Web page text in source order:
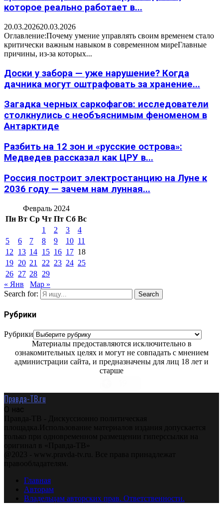
которое реально работает в...
20.03.202620.03.2026
Оглавление:Почему умение управлять своим временем стало
критически важным навыком в современном миреГлавные
причины, из-за которых...
Доски у забора — уже нарушение? Когда
дачника могут оштрафовать за хранение...
Загадка черных саркофагов: исследователи
столкнулись с необъяснимым феноменом в
Антарктиде
Разбить на 12 зон и «русские острова»:
Медведев рассказал как ЦРУ в...
Россия построит электростанцию на Луне к
2036 году — зачем нам лунная...
Февраль 2024
Пн Вт Ср Чт Пт Сб Вс
1
2 3
4
5
6 7 8 9 10 11
12
13 14 15 16 17 18
19 20 21 22 23 24 25
26 27 28 29
« Янв
Мар »
Search for:
Search
Рубрики
Рубрики
Материалы предоставляются исключительно в
ознакомительных целях и могут не совпадать с мнением
администрации сайта, и предназначены для лиц 18 лет и
старше
Правда-ТВ.ru
О нас
Правда-ТВ - Дискуссионно политическая
площадка.Использование материалов издания допускается
только при одновременном размещении гиперссылки на
оригинал в «Правда-ТВ»
@2023 - www.pravda-tv.ru. Все права принадлежат
правообладателям.
Главная
Авторам
Владельцам авторских прав. Ответственности.